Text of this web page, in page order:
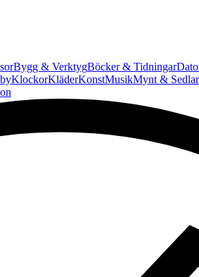
Bygg & VerktygBöcker & Tidningar
KlockorKläderKonstMusikMynt & Sedlar